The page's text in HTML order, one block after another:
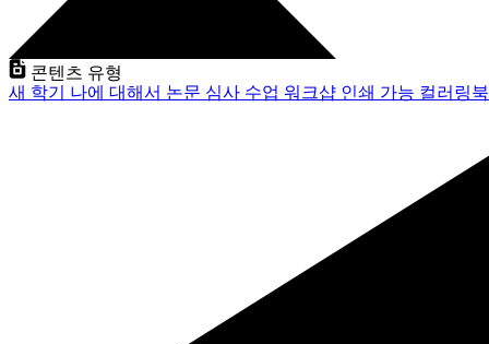
콘텐츠 유형
새 학기 나에 대해서 논문 심사 수업 워크샵 인쇄 가능 컬러링북